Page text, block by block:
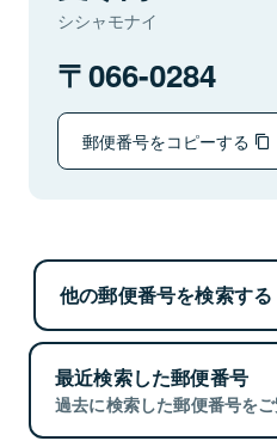
シシャモナイ
066-0284
郵便番号をコピーする
他の郵便番号を検索する
最近検索した郵便番号
過去に検索した郵便番号をご